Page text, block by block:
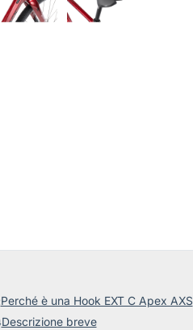
Perché è una Hook EXT C Apex AXS
Descrizione breve